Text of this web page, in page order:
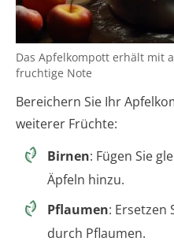
Das Apfelkompott erhält mit
fruchtige Note
Bereichern Sie Ihr
weiterer Früchte:
Birnen: Fügen Sie
Äpfeln hinzu.
Pflaumen: Ersetzen
durch Pflaumen.